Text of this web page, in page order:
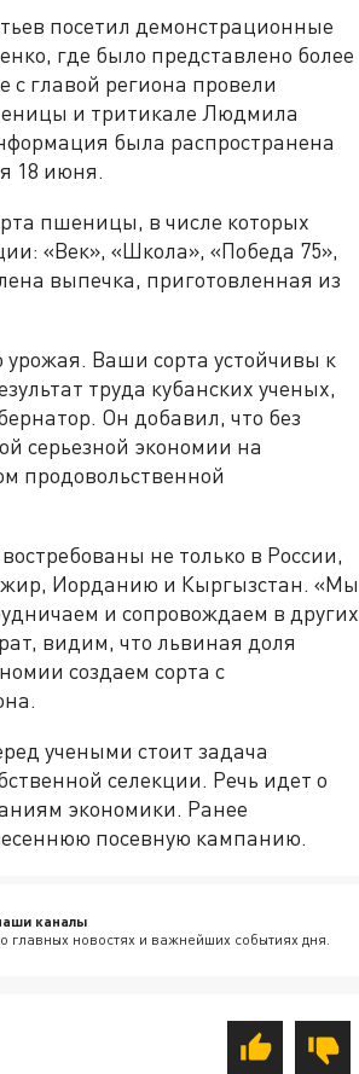
посетил демонстрационные
где было представлено более
с главой региона провели
и тритикале Людмила
была распространена
18 июня.
пшеницы, в числе которых
«Век», «Школа», «Победа 75»,
выпечка, приготовленная из
урожая. Ваши сорта устойчивы к
труда кубанских ученых,
Он добавил, что без
серьезной экономии на
продовольственной
не только в России,
Иорданию и Кыргызстан. «Мы
и сопровождаем в других
видим, что львиная доля
создаем сорта с
учеными стоит задача
селекции. Речь идет о
экономики. Ранее
посевную кампанию.
каналы
главных новостях и важнейших событиях дня.